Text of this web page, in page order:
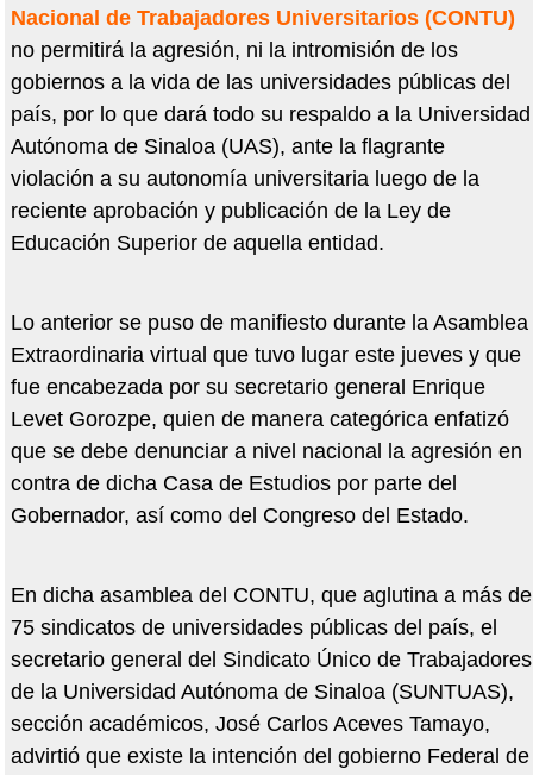
Nacional de Trabajadores Universitarios (CONTU)
no permitirá la agresión, ni la intromisión de los
gobiernos a la vida de las universidades públicas del
país, por lo que dará todo su respaldo a la Universidad
Autónoma de Sinaloa (UAS), ante la flagrante
violación a su autonomía universitaria luego de la
reciente aprobación y publicación de la Ley de
Educación Superior de aquella entidad.
Lo anterior se puso de manifiesto durante la Asamblea
Extraordinaria virtual que tuvo lugar este jueves y que
fue encabezada por su secretario general Enrique
Levet Gorozpe, quien de manera categórica enfatizó
que se debe denunciar a nivel nacional la agresión en
contra de dicha Casa de Estudios por parte del
Gobernador, así como del Congreso del Estado.
En dicha asamblea del CONTU, que aglutina a más de
75 sindicatos de universidades públicas del país, el
secretario general del Sindicato Único de Trabajadores
de la Universidad Autónoma de Sinaloa (SUNTUAS),
sección académicos, José Carlos Aceves Tamayo,
advirtió que existe la intención del gobierno Federal de